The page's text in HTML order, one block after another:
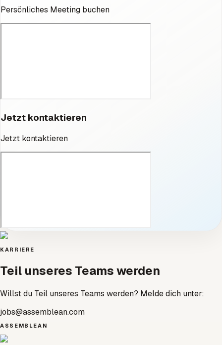
Persönliches Meeting buchen
Jetzt kontaktieren
Jetzt kontaktieren
KARRIERE
Teil unseres Teams werden
Willst du Teil unseres Teams werden? Melde dich unter:
jobs@assemblean.com
ASSEMBLEAN